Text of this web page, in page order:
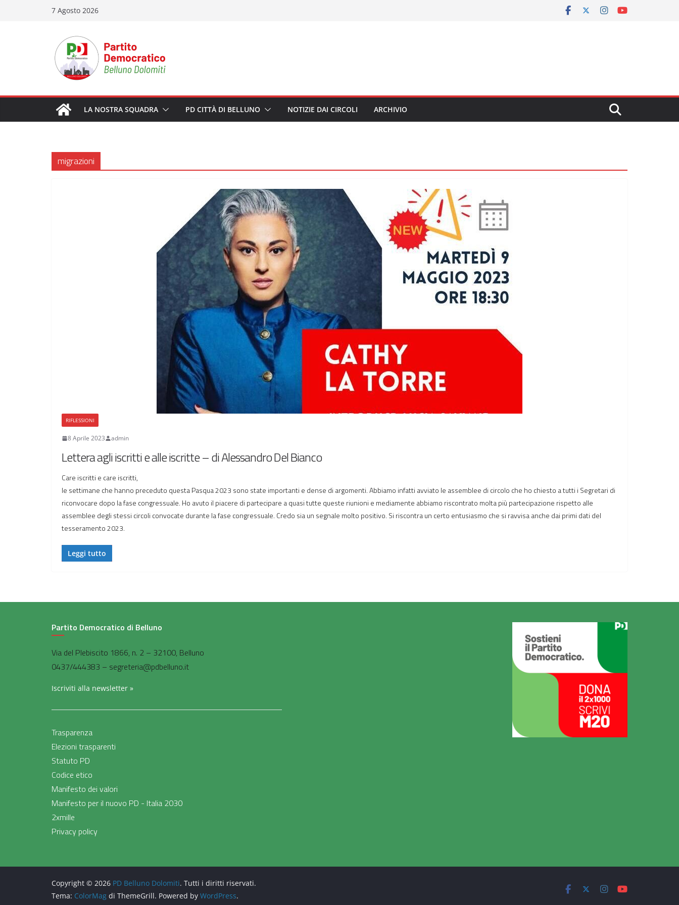
7 Agosto 2026
LA NOSTRA SQUADRA PD CITTÀ DI BELLUNO NOTIZIE DAI CIRCOLI ARCHIVIO
migrazioni
RIFLESSIONI
8 Aprile 2023 admin
Lettera agli iscritti e alle iscritte – di Alessandro Del Bianco
Care iscritti e care iscritti,
le settimane che hanno preceduto questa Pasqua 2023 sono state importanti e dense di argomenti. Abbiamo infatti avviato le assemblee di circolo che ho chiesto a tutti i Segretari di
riconvocare dopo la fase congressuale. Ho avuto il piacere di partecipare a quasi tutte queste riunioni e mediamente abbiamo riscontrato molta più partecipazione rispetto alle
assemblee degli stessi circoli convocate durante la fase congressuale. Credo sia un segnale molto positivo. Si riscontra un certo entusiasmo che si ravvisa anche dai primi dati del
tesseramento 2023.
Leggi tutto
Partito Democratico di Belluno
Via del Plebiscito 1866, n. 2 – 32100, Belluno
0437/444383 – segreteria@pdbelluno.it
Iscriviti alla newsletter »
Trasparenza
Elezioni trasparenti
Statuto PD
Codice etico
Manifesto dei valori
Manifesto per il nuovo PD - Italia 2030
2xmille
Privacy policy
Copyright © 2026 PD Belluno Dolomiti. Tutti i diritti riservati.
Tema: ColorMag di ThemeGrill. Powered by WordPress.